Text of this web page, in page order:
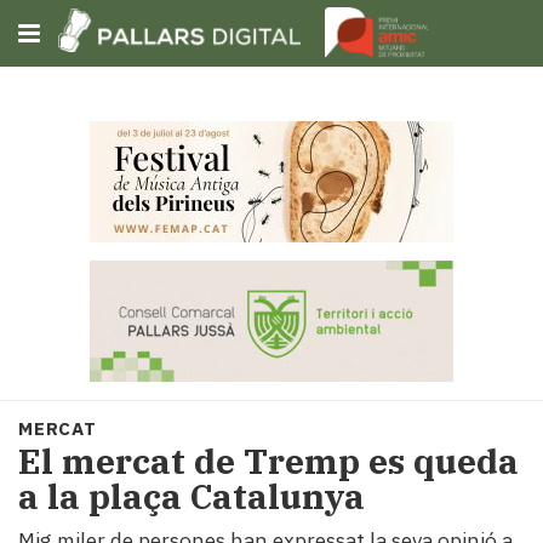
Subscriu-t'hi
Portada
Societat
Política
i
municipis
Economia
MERCAT
El mercat de Tremp es queda
a la plaça Catalunya